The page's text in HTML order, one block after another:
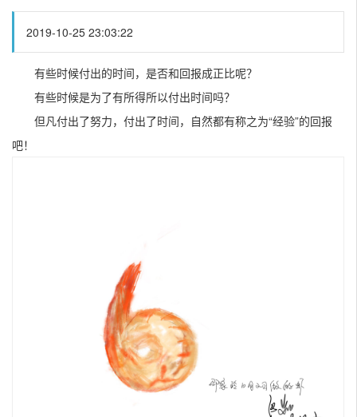
2019-10-25 23:03:22
有些时候付出的时间，是否和回报成正比呢？
有些时候是为了有所得所以付出时间吗？
但凡付出了努力，付出了时间，自然都有称之为“经验”的回报
吧！